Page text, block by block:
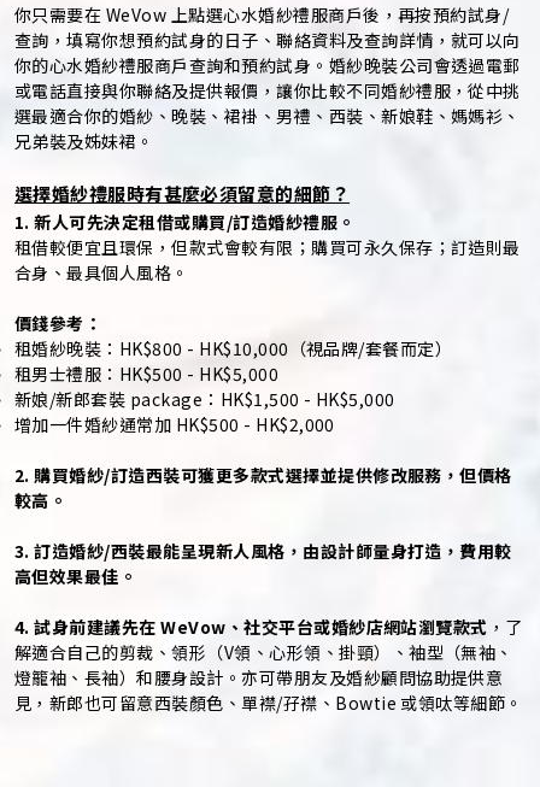
你只需要在 WeVow 上點選心水婚紗禮服商戶後，再按預約試身/
查詢，填寫你想預約試身的日子、聯絡資料及查詢詳情，就可以向
你的心水婚紗禮服商戶查詢和預約試身。婚紗晚裝公司會透過電郵
或電話直接與你聯絡及提供報價，讓你比較不同婚紗禮服，從中挑
選最適合你的婚紗、晚裝、裙褂、男禮、西裝、新娘鞋、媽媽衫、
兄弟裝及姊妹裙。
選擇婚紗禮服時有甚麼必須留意的細節？
1. 新人可先決定租借或購買/訂造婚紗禮服。
租借較便宜且環保，但款式會較有限；購買可永久保存；訂造則最
合身、最具個人風格。
價錢參考：
租婚紗晚裝：HK$800 - HK$10,000（視品牌/套餐而定）
租男士禮服：HK$500 - HK$5,000
新娘/新郎套裝 package：HK$1,500 - HK$5,000
增加一件婚紗通常加 HK$500 - HK$2,000
2. 購買婚紗/訂造西裝可獲更多款式選擇並提供修改服務，但價格
較高。
3. 訂造婚紗/西裝最能呈現新人風格，由設計師量身打造，費用較
高但效果最佳。
4. 試身前建議先在 WeVow、社交平台或婚紗店網站瀏覽款式 ，了
解適合自己的剪裁、領形（V領、心形領、掛頸）、袖型（無袖、
燈籠袖、長袖）和腰身設計。亦可帶朋友及婚紗顧問協助提供意
見，新郎也可留意西裝顏色、單襟/孖襟、Bowtie 或領呔等細節。